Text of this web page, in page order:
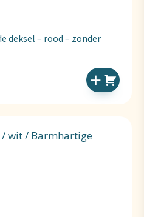
deksel – rood – zonder